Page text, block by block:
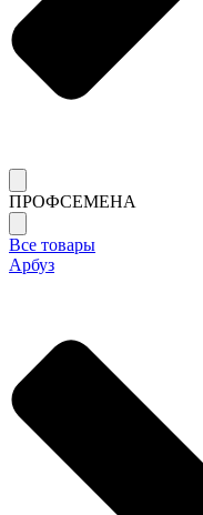
ПРОФСЕМЕНА
Все товары
Арбуз